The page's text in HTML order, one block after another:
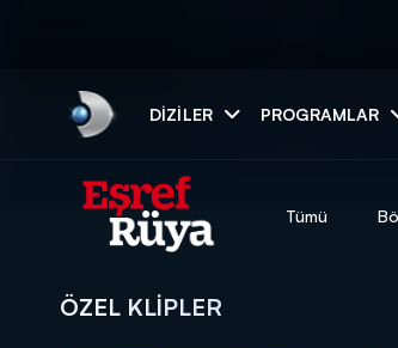
DIZILER PROGRAMLAR
Tümü
ÖZEL KLIPLER